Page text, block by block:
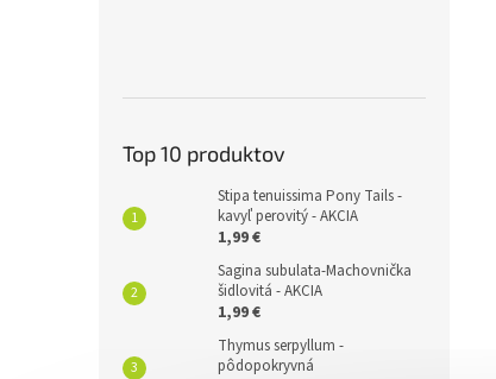
Top 10 produktov
Stipa tenuissima Pony Tails -
kavyľ perovitý - AKCIA
1,99 €
Sagina subulata-Machovnička
šidlovitá - AKCIA
1,99 €
Thymus serpyllum -
pôdopokryvná